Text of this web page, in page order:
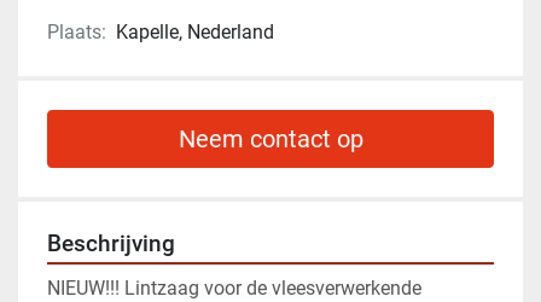
Plaats: Kapelle, Nederland
Neem contact op
Beschrijving
NIEUW!!! Lintzaag voor de vleesverwerkende